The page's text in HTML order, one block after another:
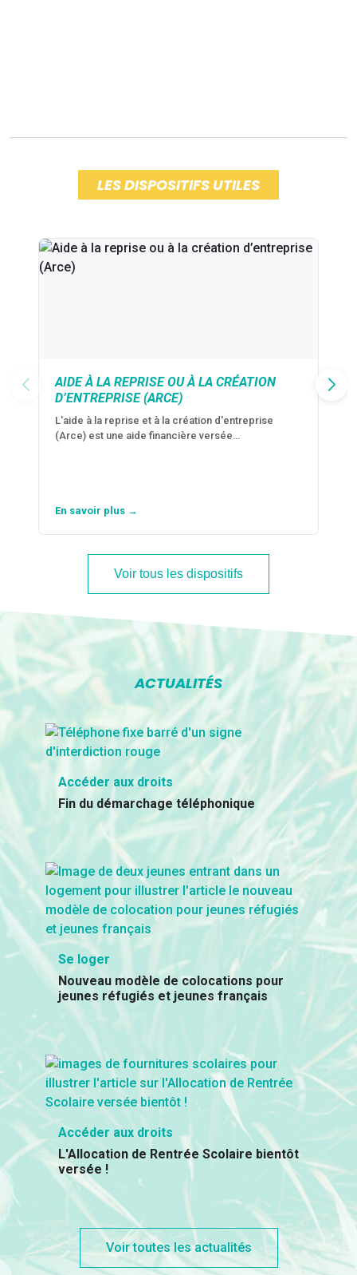
LES DISPOSITIFS UTILES
AIDE À LA REPRISE OU À LA CRÉATION
D’ENTREPRISE (ARCE)
L'aide à la reprise et à la création d'entreprise
(Arce) est une aide financière versée…
En savoir plus →
Voir tous les dispositifs
ACTUALITÉS
Accéder aux droits
Fin du démarchage téléphonique
Se loger
Nouveau modèle de colocations pour
jeunes réfugiés et jeunes français
Accéder aux droits
L'Allocation de Rentrée Scolaire bientôt
versée !
Voir toutes les actualités